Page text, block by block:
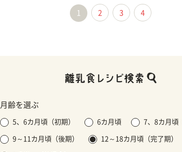
1 2 3 4
月齢を選ぶ
5、6カ月頃（初期） 6カ月頃 7、8カ月頃
9～11カ月頃（後期） 12～18カ月頃（完了期）